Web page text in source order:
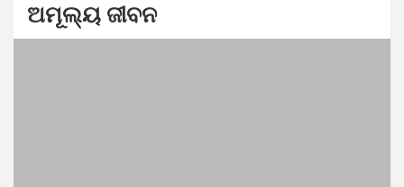
ଅମୂଲ୍ୟ ଜୀବନ